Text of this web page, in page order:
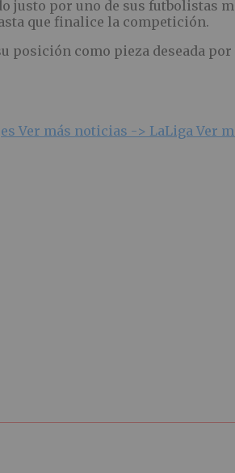
justo por uno de sus futbolistas
que finalice la competición.
como pieza deseada por
Ver más noticias -> LaLiga Ver